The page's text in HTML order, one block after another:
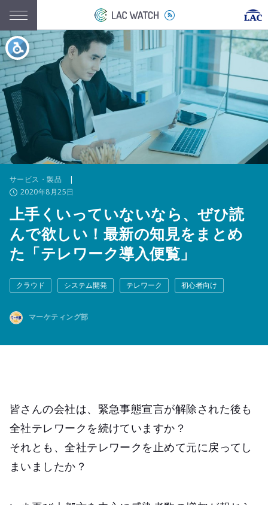
サービス・製品 |
2020年8月25日
上手くいっていないなら、ぜひ読
んで欲しい！最新の知見をまとめ
た「テレワーク導入便覧」
クラウド システム開発 テレワーク 初心者向け
マーケティング部
皆さんの会社は、緊急事態宣言が解除された後も
全社テレワークを続けていますか？
それとも、全社テレワークを止めて元に戻ってし
まいましたか？